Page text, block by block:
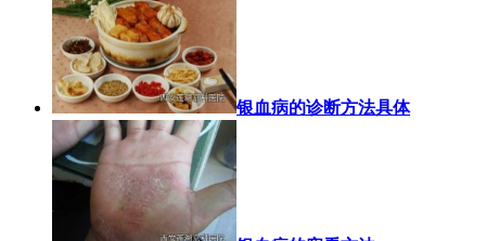
银血病的诊断方法具体